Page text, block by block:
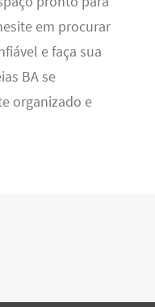
em procurar
e faça sua
BA se
organizado e